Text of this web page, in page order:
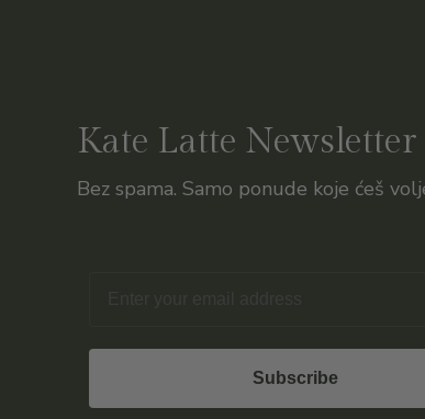
Kate Latte Newsletter
Bez spama. Samo ponude koje ćeš
Subscribe